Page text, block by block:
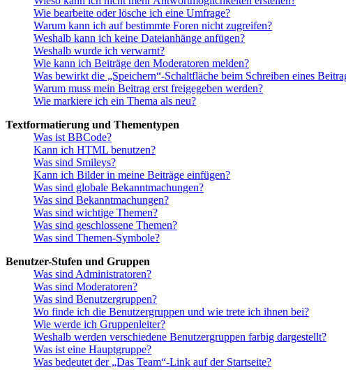
Wie bearbeite oder lösche ich eine Umfrage?
Warum kann ich auf bestimmte Foren nicht zugreifen?
Weshalb kann ich keine Dateianhänge anfügen?
Weshalb wurde ich verwarnt?
Wie kann ich Beiträge den Moderatoren melden?
Was bewirkt die „Speichern“-Schaltfläche beim Schreiben eines
Warum muss mein Beitrag erst freigegeben werden?
Wie markiere ich ein Thema als neu?
Textformatierung und Thementypen
Was ist BBCode?
Kann ich HTML benutzen?
Was sind Smileys?
Kann ich Bilder in meine Beiträge einfügen?
Was sind globale Bekanntmachungen?
Was sind Bekanntmachungen?
Was sind wichtige Themen?
Was sind geschlossene Themen?
Was sind Themen-Symbole?
Benutzer-Stufen und Gruppen
Was sind Administratoren?
Was sind Moderatoren?
Was sind Benutzergruppen?
Wo finde ich die Benutzergruppen und wie trete ich ihnen bei?
Wie werde ich Gruppenleiter?
Weshalb werden verschiedene Benutzergruppen farbig dargestellt?
Was ist eine Hauptgruppe?
Was bedeutet der „Das Team“-Link auf der Startseite?